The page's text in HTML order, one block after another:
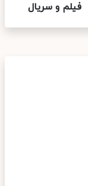
فیلم و سریال